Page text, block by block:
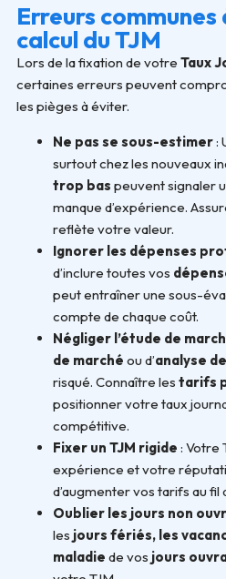
Erreurs
calcul du TJM
Lors de la fixation de votre Taux
certaines erreurs peuvent
les pièges à éviter.
Ne pas se sous-estimer:
surtout chez les nouveaux
trop bas peuvent signaler
manque d’expérience.
reflète votre valeur.
Ignorer les dépenses
d’inclure toutes vos
peut entraîner une sous-
compte de chaque coût.
Négliger l’étude de
de marché ou d’analyse
risqué. Connaître les tarifs
positionner votre taux
compétitive.
Fixer un TJM rigide : Votre
expérience et votre
d’augmenter vos tarifs au fil
Oublier les jours non
les jours fériés, les
maladie de vos jours